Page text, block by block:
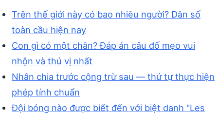
Trên thế giới này có bao nhiêu người? Dân số
toàn cầu hiện nay
Con gì có một chân? Đáp án câu đố mẹo vui
nhộn và thú vị nhất
Nhân chia trước cộng trừ sau — thứ tự thực hiện
phép tính chuẩn
Đội bóng nào được biết đến với biệt danh "Les